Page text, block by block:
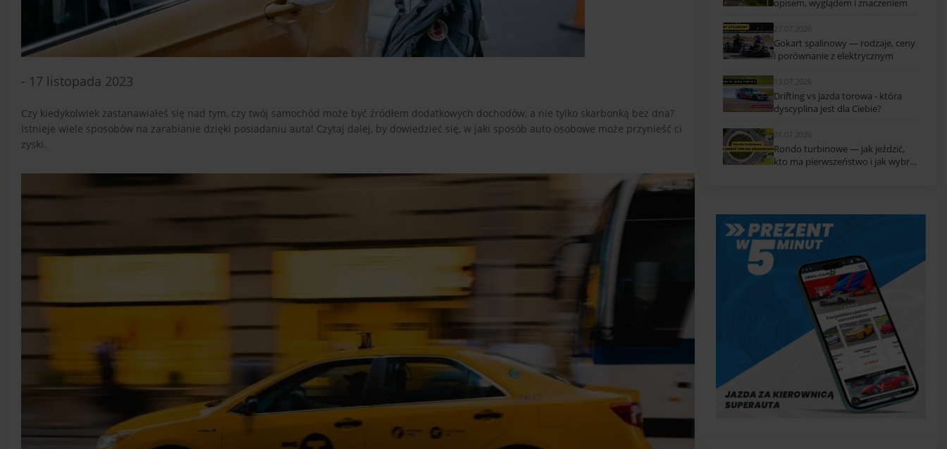
- 17 listopada 2023
Czy kiedykolwiek zastanawiałeś się nad tym, czy twój samochód może być źródłem dodatkowych dochodów, a nie tylko skarbonką bez dna?
Istnieje wiele sposobów na zarabianie dzięki posiadaniu auta! Czytaj dalej, by dowiedzieć się, w jaki sposób auto osobowe może przynieść ci
zyski.
opisem, wyglądem i znaczeniem
27.07.2026
Gokart spalinowy — rodzaje, ceny
i porównanie z elektrycznym
13.07.2026
Drifting vs jazda torowa - która
dyscyplina jest dla Ciebie?
01.07.2026
Rondo turbinowe — jak jeździć,
kto ma pierwszeństwo i jak wybrać